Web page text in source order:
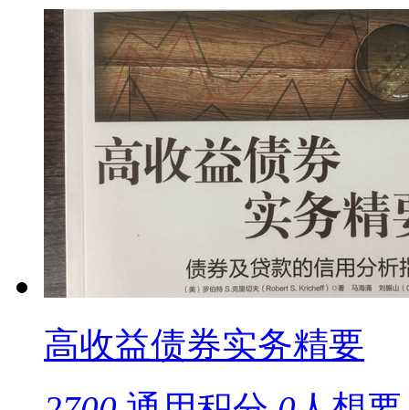
高收益债券实务精要